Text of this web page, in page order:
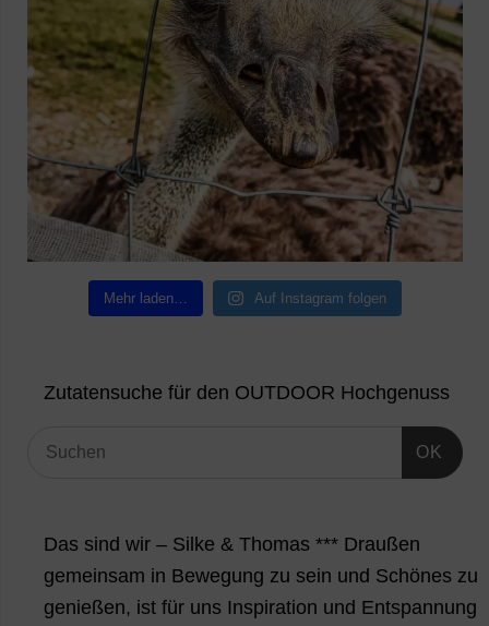
Mehr laden… Auf Instagram folgen
Zutatensuche für den OUTDOOR Hochgenuss
OK
Das sind wir – Silke & Thomas *** Draußen
gemeinsam in Bewegung zu sein und Schönes zu
genießen, ist für uns Inspiration und Entspannung